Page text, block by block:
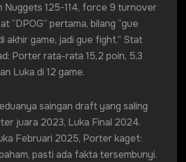
Nuggets 125-114, force 9 turnover
“DPOG” pertama, bilang “gue
akhir game, jadi gue fight.” Stat
Porter rata-rata 15,2 poin, 5,3
Luka di 12 game.
saingan draft yang saling
juara 2023, Luka Final 2024.
Februari 2025, Porter kaget:
pasti ada fakta tersembunyi.